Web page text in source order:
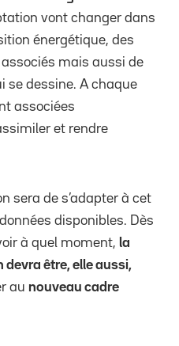
vont changer dans
énergétique, des
mais aussi de
se dessine. A chaque
associées
et rendre
sera de s’adapter à cet
disponibles. Dès
à quel moment, la
être, elle aussi,
au nouveau cadre